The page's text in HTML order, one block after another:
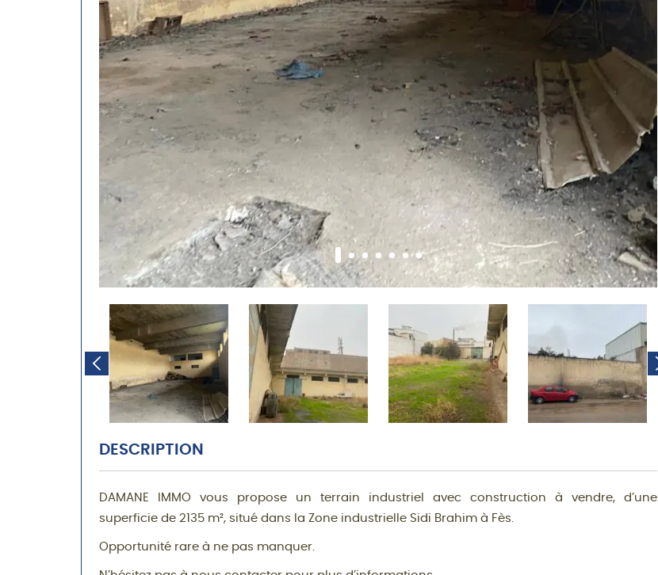
DESCRIPTION
DAMANE IMMO vous propose un terrain industriel avec construction à vendre, d’une
superficie de 2135 m², situé dans la Zone industrielle Sidi Brahim à Fès.
Opportunité rare à ne pas manquer.